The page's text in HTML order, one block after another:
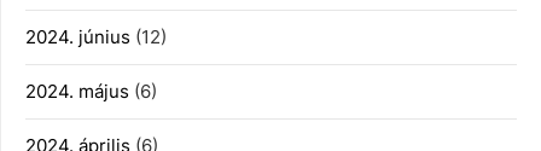
2024. június (12)
2024. május (6)
2024. április (6)